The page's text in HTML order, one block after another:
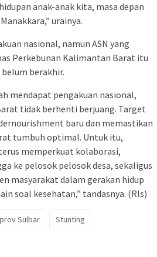
anak-anak kita, masa depan
urainya.
nasional, namun ASN yang
Perkebunan Kalimantan Barat itu
berakhir.
mendapat pengakuan nasional,
tidak berhenti berjuang. Target
baru dan memastikan
tumbuh optimal. Untuk itu,
memperkuat kolaborasi,
ke pelosok pelosok desa, sekaligus
masyarakat dalam gerakan hidup
soal kesehatan,” tandasnya. (Rls)
Sulbar
Stunting